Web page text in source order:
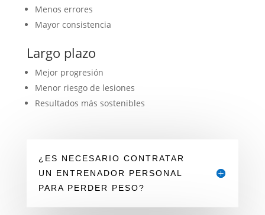
Menos errores
Mayor consistencia
Largo plazo
Mejor progresión
Menor riesgo de lesiones
Resultados más sostenibles
¿ES NECESARIO CONTRATAR
UN ENTRENADOR PERSONAL
PARA PERDER PESO?